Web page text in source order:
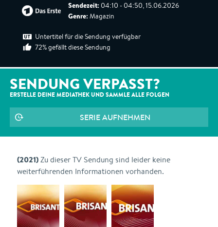
Sendezeit: 04:10 - 04:50, 15.06.2026
Genre: Magazin
Untertitel für die Sendung verfügbar
72% gefällt diese Sendung
SENDUNG VERPASST?
ERSTELLE DEINE MEDIATHEK UND SAMMLE ALLE FOLGEN
SERIE AUFNEHMEN
(2021)Zu dieser TV Sendung sind leider keine
weiterführenden Informationen vorhanden.